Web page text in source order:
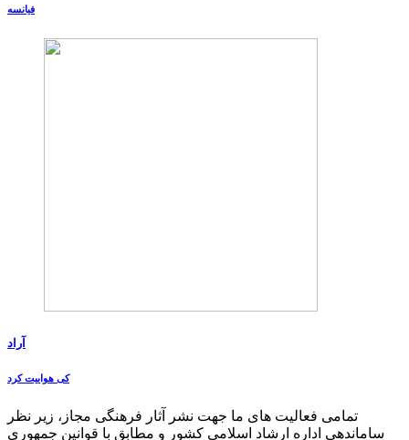
فیانسه
آراد
کی هواییت کرد
تمامی فعالیت های ما جهت نشر آثار فرهنگی مجاز، زیر نظر
ساماندهی اداره ارشاد اسلامی کشور و مطابق با قوانین جمهوری